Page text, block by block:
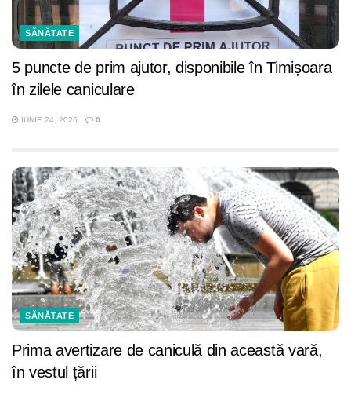
SĂNĂTATE
5 puncte de prim ajutor, disponibile în Timișoara
în zilele caniculare
IUNIE 24, 2026 0
SĂNĂTATE
Prima avertizare de caniculă din această vară,
în vestul țării